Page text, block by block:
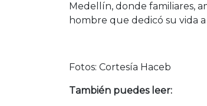
Medellín, donde familiares,
hombre que dedicó su vida
Fotos: Cortesía Haceb
También puedes leer: